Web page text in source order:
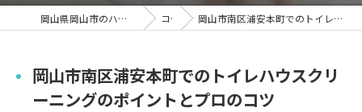
岡山県岡山市のハウスクリーニングならクレール コラム 岡山市南区浦安本町でのトイレハウスクリーニングのポイントとプロのコツ
岡山市南区浦安本町でのトイレハウスクリ
ーニングのポイントとプロのコツ